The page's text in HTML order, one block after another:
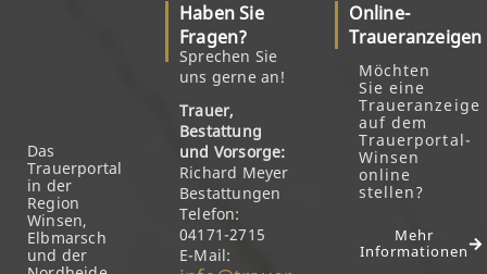
Das
Trauerportal
in der
Region
Winsen,
Elbmarsch
und der
Haben Sie
Fragen?
Sprechen Sie
uns gerne an!
Trauer,
Bestattung
und Vorsorge:
Richard Meyer
Bestattungen
Telefon:
04171-2715
E-Mail:
Online-
Traueranzeigen
Möchten
Sie eine
Traueranzeige
auf dem
Trauerportal-
Winsen
online
stellen?
Mehr
Informationen